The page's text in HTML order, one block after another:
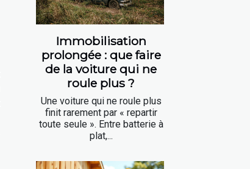
Immobilisation
prolongée : que faire
de la voiture qui ne
roule plus ?
Une voiture qui ne roule plus
finit rarement par « repartir
toute seule ». Entre batterie à
plat,...